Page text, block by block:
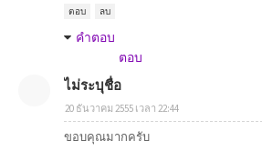
ตอบ ลบ
คำตอบ
ตอบ
ไม่ระบุชื่อ
20 ธันวาคม 2555 เวลา 22:44
ขอบคุณมากครับ